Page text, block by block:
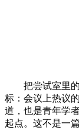
把尝试室里的
标：会议上热议
道，也是青年学
起点。这不是一